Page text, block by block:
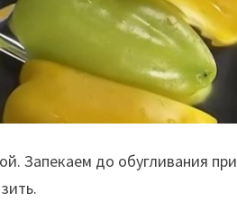
Запекаем до обугливания при